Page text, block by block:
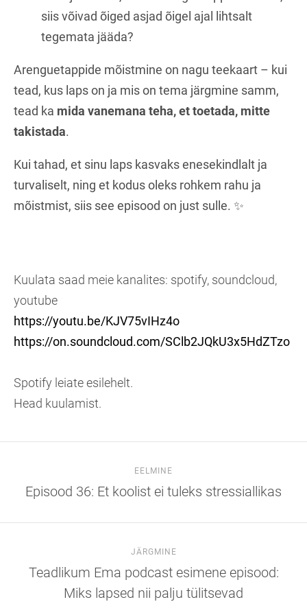
siis võivad õiged asjad õigel ajal lihtsalt
tegemata jääda?
Arenguetappide mõistmine on nagu teekaart – kui
tead, kus laps on ja mis on tema järgmine samm,
tead ka mida vanemana teha, et toetada, mitte
takistada.
Kui tahad, et sinu laps kasvaks enesekindlalt ja
turvaliselt, ning et kodus oleks rohkem rahu ja
mõistmist, siis see episood on just sulle. ✨
Kuulata saad meie kanalites: spotify, soundcloud,
youtube
https://youtu.be/KJV75vIHz4o
https://on.soundcloud.com/SClb2JQkU3x5HdZTzo
Spotify leiate esilehelt.
Head kuulamist.
EELMINE
Episood 36: Et koolist ei tuleks stressiallikas
JÄRGMINE
Teadlikum Ema podcast esimene episood:
Miks lapsed nii palju tülitsevad